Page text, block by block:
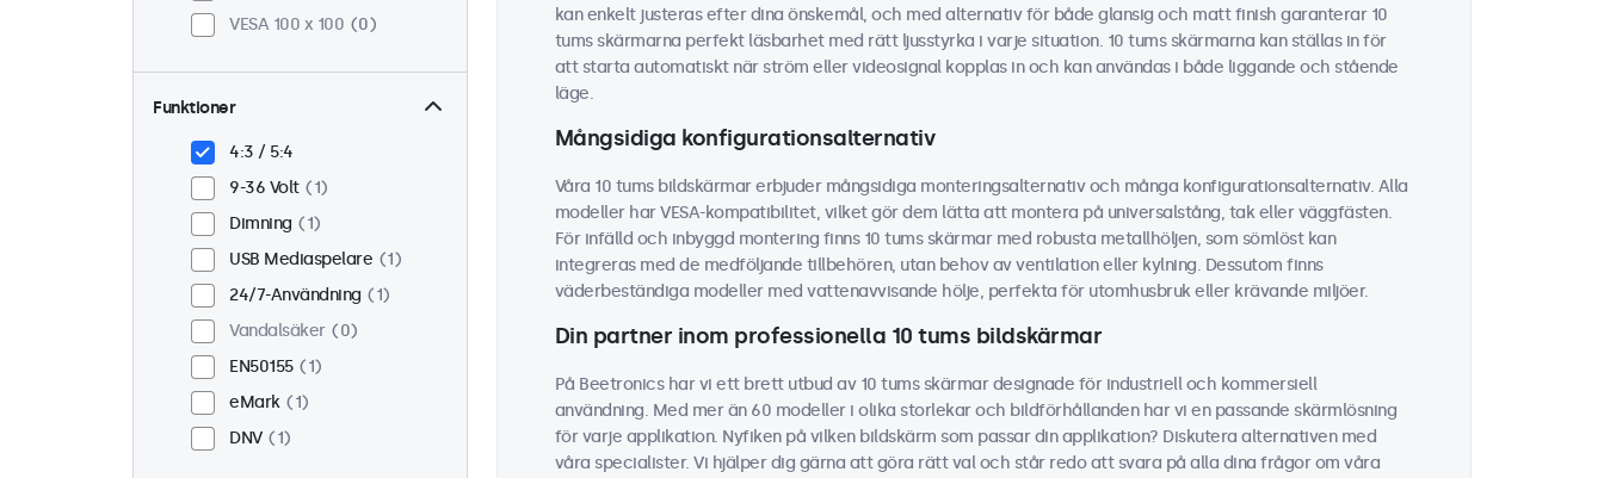
VESA 100 x 100
0
Funktioner
4:3 / 5:4
9-36 Volt
1
Dimning
1
USB Mediaspelare
1
24/7-Användning
1
Vandalsäker
0
EN50155
1
eMark
1
DNV
1
kan enkelt justeras efter dina önskemål, och med alternativ för både glansig och matt finish garanterar 10
tums skärmarna perfekt läsbarhet med rätt ljusstyrka i varje situation. 10 tums skärmarna kan ställas in för
att starta automatiskt när ström eller videosignal kopplas in och kan användas i både liggande och stående
läge.
Mångsidiga konfigurationsalternativ
Våra 10 tums bildskärmar erbjuder mångsidiga monteringsalternativ och många konfigurationsalternativ. Alla
modeller har VESA-kompatibilitet, vilket gör dem lätta att montera på universalstång, tak eller väggfästen.
För infälld och inbyggd montering finns 10 tums skärmar med robusta metallhöljen, som sömlöst kan
integreras med de medföljande tillbehören, utan behov av ventilation eller kylning. Dessutom finns
väderbeständiga modeller med vattenavvisande hölje, perfekta för utomhusbruk eller krävande miljöer.
Din partner inom professionella 10 tums bildskärmar
På Beetronics har vi ett brett utbud av 10 tums skärmar designade för industriell och kommersiell
användning. Med mer än 60 modeller i olika storlekar och bildförhållanden har vi en passande skärmlösning
för varje applikation. Nyfiken på vilken bildskärm som passar din applikation? Diskutera alternativen med
våra specialister. Vi hjälper dig gärna att göra rätt val och står redo att svara på alla dina frågor om våra